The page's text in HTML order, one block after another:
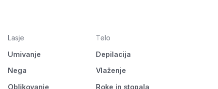
Lasje
Umivanje
Nega
Oblikovanje
Telo
Depilacija
Vlaženje
Roke in stopala